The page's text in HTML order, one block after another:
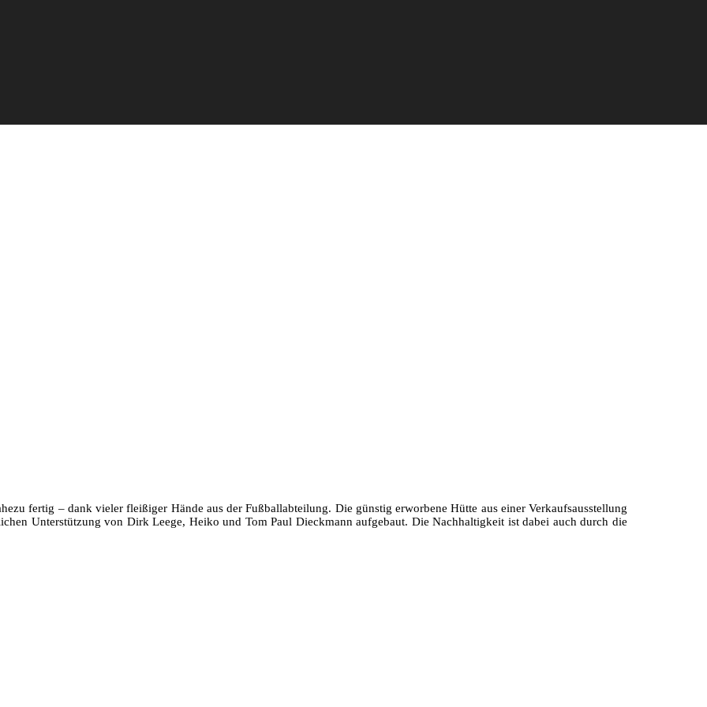
fertig – dank vieler fleißiger Hände aus der Fußballabteilung. Die günstig erworbene Hütte aus einer Verkaufsausstellung
Unterstützung von Dirk Leege, Heiko und Tom Paul Dieckmann aufgebaut. Die Nachhaltigkeit ist dabei auch durch die